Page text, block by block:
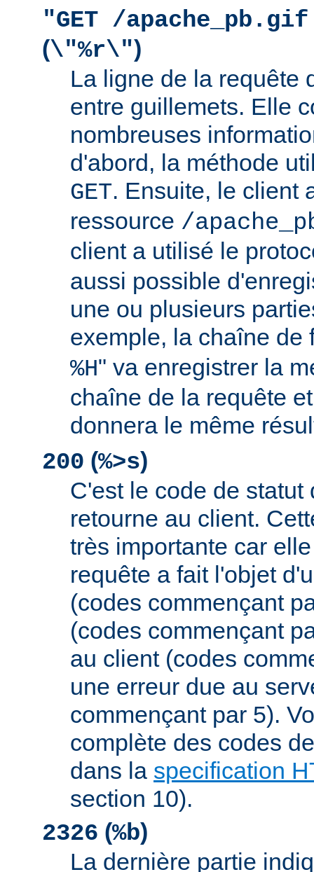
"GET /
(\"%r\")
La ligne de la requête
entre guillemets. Elle
nombreuses
d'abord, la méthode
GET. Ensuite, le client
ressource /
client a utilisé le
aussi possible
une ou plusieurs
exemple, la chaîne de
%H" va enregistrer la
chaîne de la requête
donnera le même
200 (%>s)
C'est le code de statut
retourne au client.
très importante car
requête a fait l'objet
(codes commençant
(codes commençant
au client (codes
une erreur due au
commençant par 5).
complète des codes
dans la specification
section 10).
2326 (%b)
La dernière partie